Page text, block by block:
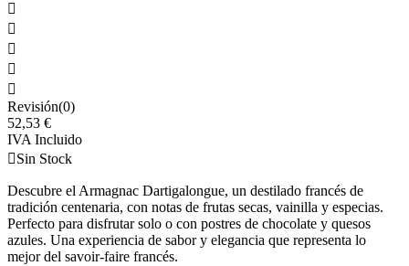





Revisión(0)
52,53 €
IVA Incluido
Sin Stock
Descubre el Armagnac Dartigalongue, un destilado francés de
tradición centenaria, con notas de frutas secas, vainilla y especias.
Perfecto para disfrutar solo o con postres de chocolate y quesos
azules. Una experiencia de sabor y elegancia que representa lo
mejor del savoir-faire francés.